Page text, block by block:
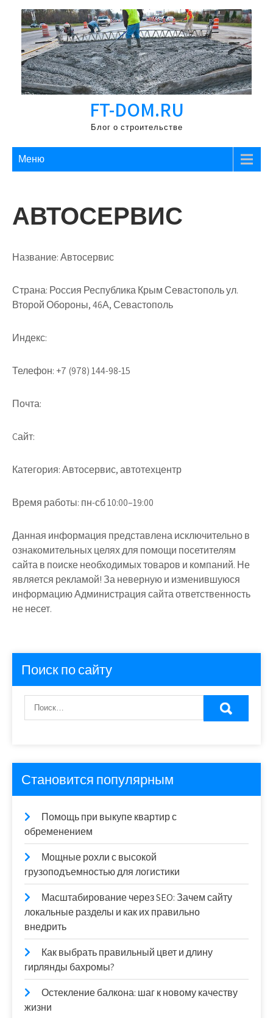
Перейти
содержимому
FT-DOM.RU
Блог о строительстве
Меню
АВТОСЕРВИС
Название:Автосервис
Страна: Россия Республика Крым Севастополь ул.
Второй Обороны, 46А, Севастополь
Индекс:
Телефон: +7 (978) 144-98-15
Почта:
Cайт:
Категория:Автосервис, автотехцентр
Время работы: пн-сб 10:00–19:00
Данная информация представлена исключительно в
ознакомительных целях для помощи посетителям
сайта в поиске необходимых товаров и компаний. Не
является рекламой! За неверную и изменившуюся
информацию Администрация сайта ответственность
не несет.
Поиск по сайту
Становится популярным
Помощь при выкупе квартир с
обременением
Мощные рохли с высокой
грузоподъемностью для логистики
Масштабирование через SEO: Зачем сайту
локальные разделы и как их правильно
внедрить
Как выбрать правильный цвет и длину
гирлянды бахромы?
Остекление балкона: шаг к новому качеству
жизни